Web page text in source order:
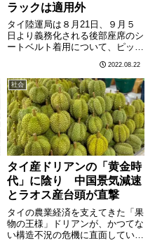
ラックは適用外
タイ陸運局は８月21日、９月５
日より義務化される後部座席のシ
ートベルト着用について、ピック
に乗車する場合については適用外
とすると発表した。ジラユット陸
運局長は「（シートベルトが設置
されていない）ピックアップト
ラ………
2022.08.22
社会
タイ産ドリアンの「黄金時
代」に陰り 中国景気減速
とラオス産台頭が直撃
タイの農業経済を支えてきた「果
物の王様」ドリアンが、かつてな
い構造不況の危機に直面してい